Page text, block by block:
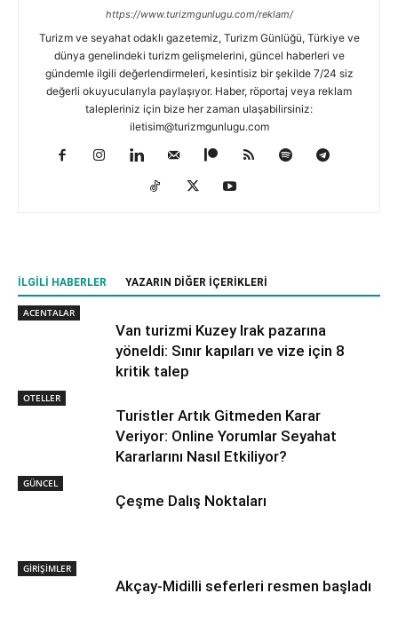
https://www.turizmgunlugu.com/reklam/
Turizm ve seyahat odaklı gazetemiz, Turizm Günlüğü, Türkiye ve
dünya genelindeki turizm gelişmelerini, güncel haberleri ve
gündemle ilgili değerlendirmeleri, kesintisiz bir şekilde 7/24 siz
değerli okuyucularıyla paylaşıyor. Haber, röportaj veya reklam
talepleriniz için bize her zaman ulaşabilirsiniz:
iletisim@turizmgunlugu.com
İLGILI HABERLER YAZARIN DIĞER İÇERIKLERI
ACENTALAR
Van turizmi Kuzey Irak pazarına
yöneldi: Sınır kapıları ve vize için 8
kritik talep
OTELLER
Turistler Artık Gitmeden Karar
Veriyor: Online Yorumlar Seyahat
Kararlarını Nasıl Etkiliyor?
GÜNCEL
Çeşme Dalış Noktaları
GİRİŞİMLER
Akçay-Midilli seferleri resmen başladı